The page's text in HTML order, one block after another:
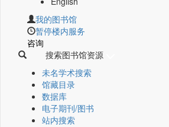
我的图书馆
暂停楼内服务
咨询
搜索图书馆资源
未名学术搜索
馆藏目录
数据库
电子期刊/图书
站内搜索